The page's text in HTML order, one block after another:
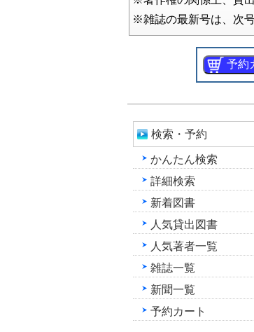
※雑誌の最新号は、次
検索・予約
かんたん検索
詳細検索
新着図書
人気貸出図書
人気著者一覧
雑誌一覧
新聞一覧
予約カート